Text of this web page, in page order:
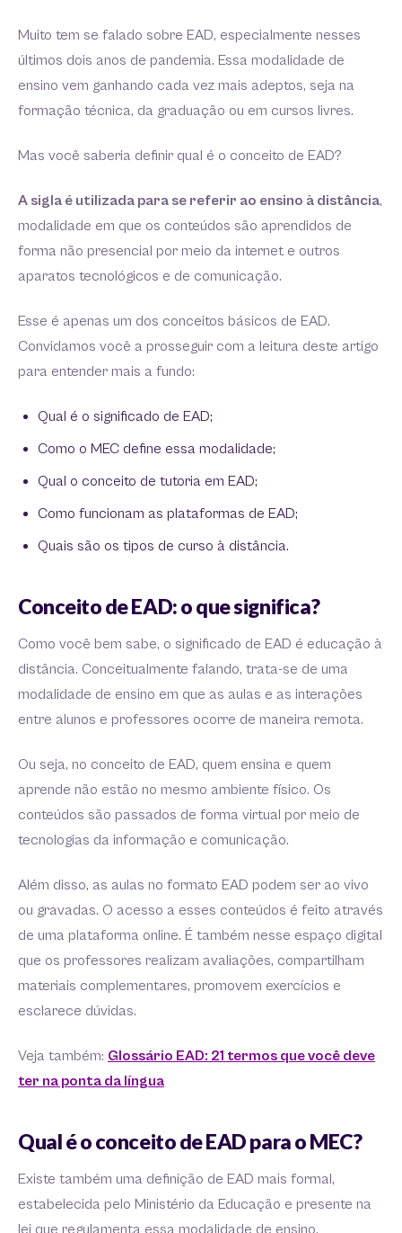
Muito tem se falado sobre EAD, especialmente nesses
últimos dois anos de pandemia. Essa modalidade de
ensino vem ganhando cada vez mais adeptos, seja na
formação técnica, da graduação ou em cursos livres.
Mas você saberia definir qual é o conceito de EAD?
A sigla é utilizada para se referir ao ensino à distância,
modalidade em que os conteúdos são aprendidos de
forma não presencial por meio da internet e outros
aparatos tecnológicos e de comunicação.
Esse é apenas um dos conceitos básicos de EAD.
Convidamos você a prosseguir com a leitura deste artigo
para entender mais a fundo:
Qual é o significado de EAD;
Como o MEC define essa modalidade;
Qual o conceito de tutoria em EAD;
Como funcionam as plataformas de EAD;
Quais são os tipos de curso à distância.
Conceito de EAD: o que significa?
Como você bem sabe, o significado de EAD é educação à
distância. Conceitualmente falando, trata-se de uma
modalidade de ensino em que as aulas e as interações
entre alunos e professores ocorre de maneira remota.
Ou seja, no conceito de EAD, quem ensina e quem
aprende não estão no mesmo ambiente físico. Os
conteúdos são passados de forma virtual por meio de
tecnologias da informação e comunicação.
Além disso, as aulas no formato EAD podem ser ao vivo
ou gravadas. O acesso a esses conteúdos é feito através
de uma plataforma online. É também nesse espaço digital
que os professores realizam avaliações, compartilham
materiais complementares, promovem exercícios e
esclarece dúvidas.
Veja também: Glossário EAD: 21 termos que você deve
ter na ponta da língua
Qual é o conceito de EAD para o MEC?
Existe também uma definição de EAD mais formal,
estabelecida pelo Ministério da Educação e presente na